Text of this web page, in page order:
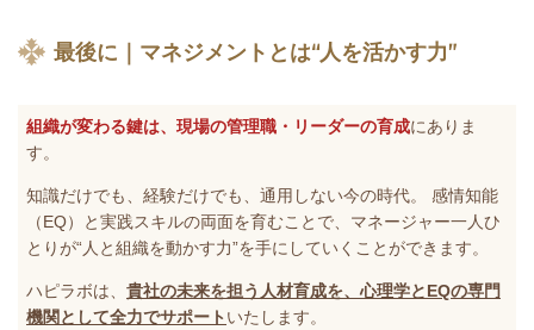
最後に｜マネジメントとは“人を活かす力”
組織が変わる鍵は、現場の管理職・リーダーの育成にありま
す。
知識だけでも、経験だけでも、通用しない今の時代。 感情知能
（EQ）と実践スキルの両面を育むことで、マネージャー一人ひ
とりが“人と組織を動かす力”を手にしていくことができます。
ハピラボは、 貴社の未来を担う人材育成を、心理学とEQの専門
機関として全力でサポート いたします。